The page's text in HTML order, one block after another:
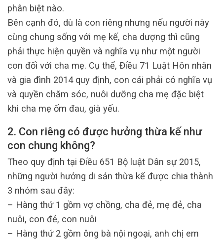
phân biệt nào.
Bên cạnh đó, dù là con riêng nhưng nếu người này
cùng chung sống với mẹ kế, cha dượng thì cũng
phải thực hiện quyền và nghĩa vụ như một người
con đối với cha mẹ. Cụ thể, Điều 71 Luật Hôn nhân
và gia đình 2014 quy định, con cái phải có nghĩa vụ
và quyền chăm sóc, nuôi dưỡng cha mẹ đặc biệt
khi cha mẹ ốm đau, già yếu.
2. Con riêng có được hưởng thừa kế như
con chung không?
Theo quy định tại Điều 651 Bộ luật Dân sự 2015,
những người hưởng di sản thừa kế được chia thành
3 nhóm sau đây:
– Hàng thứ 1 gồm vợ chồng, cha đẻ, mẹ đẻ, cha
nuôi, con đẻ, con nuôi
– Hàng thứ 2 gồm ông bà nội ngoại, anh chị em